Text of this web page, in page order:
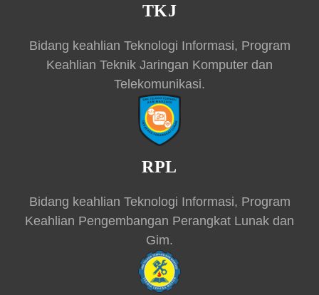
TKJ
Bidang keahlian Teknologi Informasi, Program
Keahlian Teknik Jaringan Komputer dan
Telekomunikasi.
RPL
Bidang keahlian Teknologi Informasi, Program
Keahlian Pengembangan Perangkat Lunak dan
Gim.